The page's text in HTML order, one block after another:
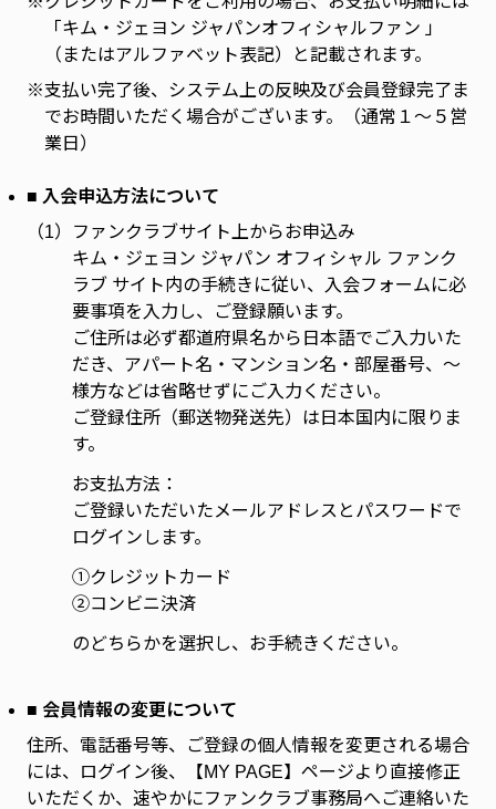
「キム・ジェヨン ジャパンオフィシャルファン 」
（またはアルファベット表記）と記載されます。
※支払い完了後、システム上の反映及び会員登録完了ま
でお時間いただく場合がございます。（通常１～５営
業日）
■ 入会申込方法について
（1）
ファンクラブサイト上からお申込み
キム・ジェヨン ジャパン オフィシャル ファンク
ラブ サイト内の手続きに従い、入会フォームに必
要事項を入力し、ご登録願います。
ご住所は必ず都道府県名から日本語でご入力いた
だき、アパート名・マンション名・部屋番号、～
様方などは省略せずにご入力ください。
ご登録住所（郵送物発送先）は日本国内に限りま
す。
お支払方法：
ご登録いただいたメールアドレスとパスワードで
ログインします。
①クレジットカード
②コンビニ決済
のどちらかを選択し、お手続きください。
■ 会員情報の変更について
住所、電話番号等、ご登録の個人情報を変更される場合
には、ログイン後、【MY PAGE】ページより直接修正
いただくか、速やかにファンクラブ事務局へご連絡いた